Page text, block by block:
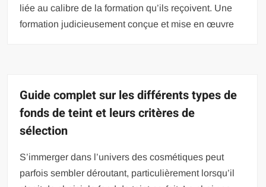
liée au calibre de la formation qu’ils reçoivent. Une
formation judicieusement conçue et mise en œuvre
Guide complet sur les différents types de
fonds de teint et leurs critères de
sélection
S’immerger dans l’univers des cosmétiques peut
parfois sembler déroutant, particulièrement lorsqu’il